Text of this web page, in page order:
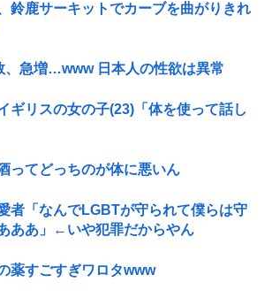
鈴鹿サーキットでカーブを曲がりきれ
、急増…www 日本人の性欲は異常
ギリスの女の子(23)「体を使って話し
ってどっちのが体に悪いん
者「なんでLGBTが守られて僕らは守
ああ」←いや犯罪だからやん
薬すごすぎワロタwww